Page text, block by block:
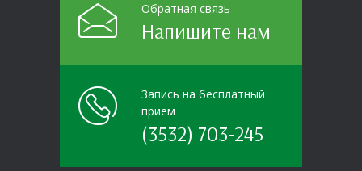
Обратная связь
Напишите нам
Запись на бесплатный
прием
(3532) 703-245